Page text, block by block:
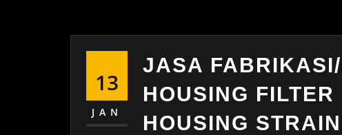
13
JAN
JASA
HOUSING
HOUSING